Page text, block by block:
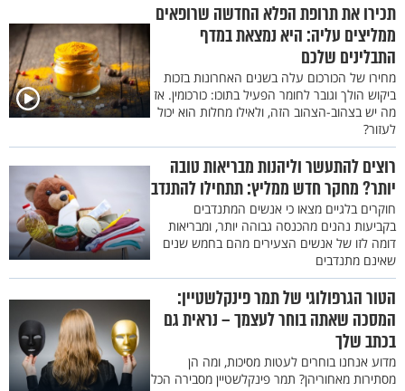
תכירו את תרופת הפלא החדשה שרופאים
ממליצים עליה: היא נמצאת במדף
התבלינים שלכם
מחירו של הכורכום עלה בשנים האחרונות בזכות
ביקוש הולך וגובר לחומר הפעיל בתוכו: כורכומין. אז
מה יש בצהוב-הצהוב הזה, ולאילו מחלות הוא יכול
לעזור?
רוצים להתעשר וליהנות מבריאות טובה
יותר? מחקר חדש ממליץ: תתחילו להתנדב
חוקרים בלגיים מצאו כי אנשים המתנדבים
בקביעות נהנים מהכנסה גבוהה יותר, ומבריאות
דומה לזו של אנשים הצעירים מהם בחמש שנים
שאינם מתנדבים
הטור הגרפולוגי של תמר פינקלשטיין:
המסכה שאתה בוחר לעצמך – נראית גם
בכתב שלך
מדוע אנחנו בוחרים לעטות מסיכות, ומה הן
מסתירות מאחוריהן? תמר פינקלשטיין מסבירה הכל